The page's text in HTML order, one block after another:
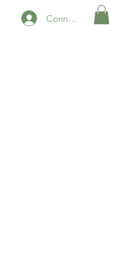
Connexion